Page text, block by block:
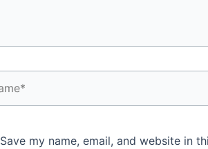
Save my name, email, and website in